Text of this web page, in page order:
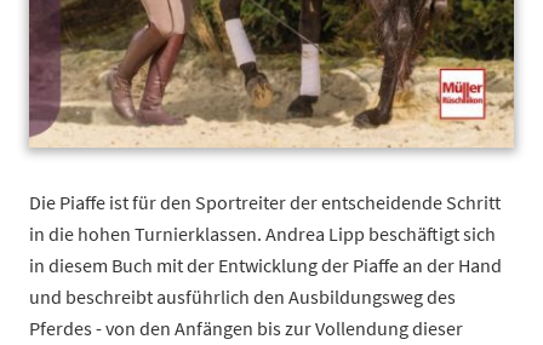
Die Piaffe ist für den Sportreiter der entscheidende Schritt
in die hohen Turnierklassen. Andrea Lipp beschäftigt sich
in diesem Buch mit der Entwicklung der Piaffe an der Hand
und beschreibt ausführlich den Ausbildungsweg des
Pferdes - von den Anfängen bis zur Vollendung dieser